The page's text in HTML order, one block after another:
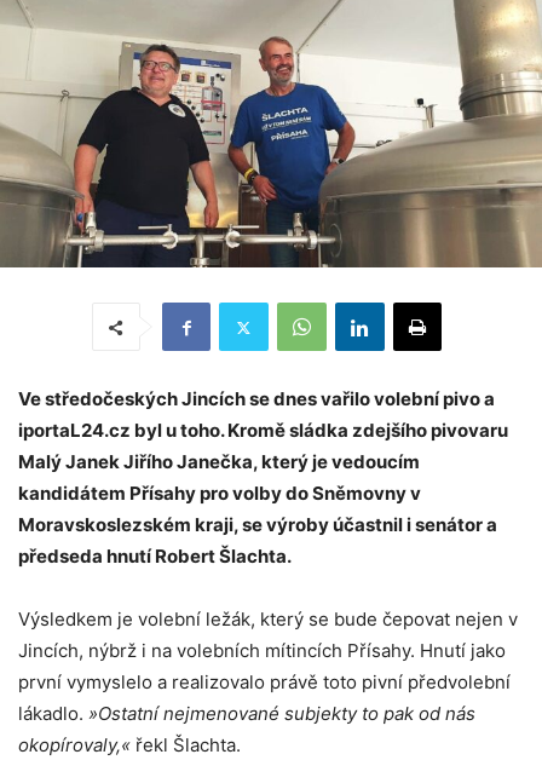
Ve středočeských Jincích se dnes vařilo volební pivo a
iportaL24.cz byl u toho. Kromě sládka zdejšího pivovaru
Malý Janek Jiřího Janečka, který je vedoucím
kandidátem Přísahy pro volby do Sněmovny v
Moravskoslezském kraji, se výroby účastnil i senátor a
předseda hnutí Robert Šlachta.
Výsledkem je volební ležák, který se bude čepovat nejen v
Jincích, nýbrž i na volebních mítincích Přísahy. Hnutí jako
první vymyslelo a realizovalo právě toto pivní předvolební
lákadlo. »Ostatní nejmenované subjekty to pak od nás
okopírovaly,« řekl Šlachta.